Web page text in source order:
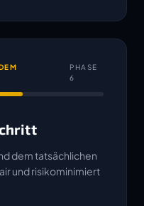
PHASE
6
dem tatsächlichen
und risikominimiert